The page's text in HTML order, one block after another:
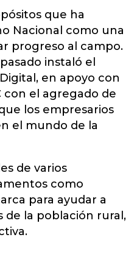
que ha
Nacional como una
progreso al campo.
instaló el
en apoyo con
con el agregado de
los empresarios
el mundo de la
de varios
como
para ayudar a
de la población rural,